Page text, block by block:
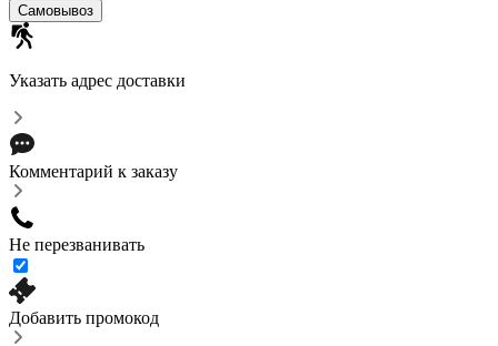
Самовывоз
Указать адрес доставки
Комментарий к заказу
Не перезванивать
Добавить промокод